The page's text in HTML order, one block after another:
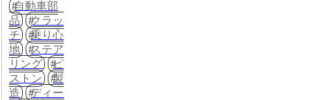
自動車部
品
クラッ
チ
乗り心
地
ステア
リング
ピ
ストン
製
造
ディー